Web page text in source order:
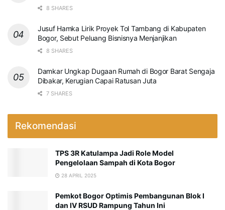
8 SHARES
Jusuf Hamka Lirik Proyek Tol Tambang di Kabupaten
Bogor, Sebut Peluang Bisnisnya Menjanjikan
8 SHARES
Damkar Ungkap Dugaan Rumah di Bogor Barat Sengaja
Dibakar, Kerugian Capai Ratusan Juta
7 SHARES
Rekomendasi
TPS 3R Katulampa Jadi Role Model
Pengelolaan Sampah di Kota Bogor
28 APRIL 2025
Pemkot Bogor Optimis Pembangunan Blok I
dan IV RSUD Rampung Tahun Ini